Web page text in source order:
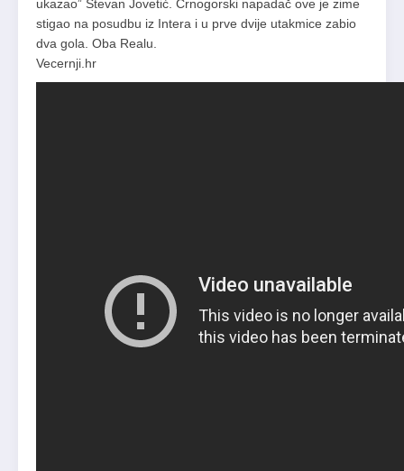
ukazao” Stevan Jovetić. Crnogorski napadač ove je zime
stigao na posudbu iz Intera i u prve dvije utakmice zabio
dva gola. Oba Realu.
Vecernji.hr